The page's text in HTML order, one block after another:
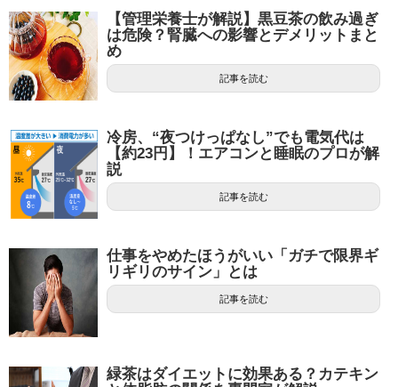
【管理栄養士が解説】黒豆茶の飲み過ぎ
は危険？腎臓への影響とデメリットまと
め
記事を読む
冷房、“夜つけっぱなし”でも電気代は
【約23円】！エアコンと睡眠のプロが解
説
記事を読む
仕事をやめたほうがいい「ガチで限界ギ
リギリのサイン」とは
記事を読む
緑茶はダイエットに効果ある？カテキン